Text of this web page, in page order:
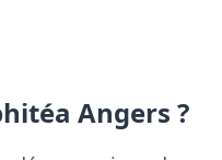
Angers ?